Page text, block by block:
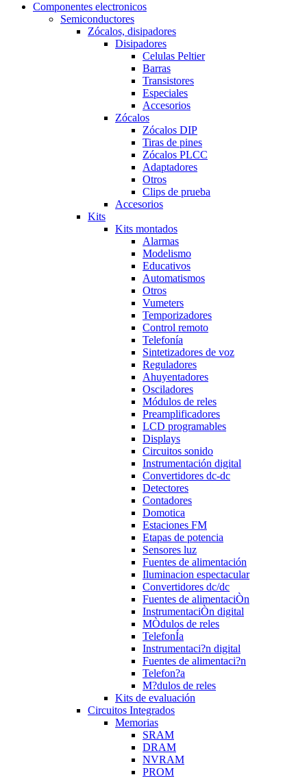
Componentes electronicos
Semiconductores
Zócalos, disipadores
Disipadores
Celulas Peltier
Barras
Transistores
Especiales
Accesorios
Zócalos
Zócalos DIP
Tiras de pines
Zócalos PLCC
Adaptadores
Otros
Clips de prueba
Accesorios
Kits
Kits montados
Alarmas
Modelismo
Educativos
Automatismos
Otros
Vumeters
Temporizadores
Control remoto
Telefonía
Sintetizadores de voz
Reguladores
Ahuyentadores
Osciladores
Módulos de reles
Preamplificadores
LCD programables
Displays
Circuitos sonido
Instrumentación digital
Convertidores dc-dc
Detectores
Contadores
Domotica
Estaciones FM
Etapas de potencia
Sensores luz
Fuentes de alimentación
Iluminacion espectacular
Convertidores dc/dc
Fuentes de alimentaciÒn
InstrumentaciÒn digital
MÒdulos de reles
TelefonÍa
Instrumentaci?n digital
Fuentes de alimentaci?n
Telefon?a
M?dulos de reles
Kits de evaluación
Circuitos Integrados
Memorias
SRAM
DRAM
NVRAM
PROM